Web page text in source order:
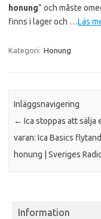
honung” och måste
finns i lager och …Läs
Kategori: Honung
Inläggsnavigering
← Ica stoppas att sälja
varan: Ica Basics
honung | Sveriges
Information